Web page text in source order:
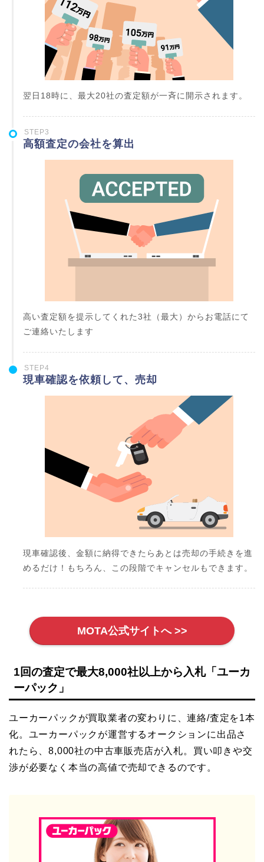
翌日18時に、最大20社の査定額が一斉に開示されます。
STEP3
高額査定の会社を算出
高い査定額を提示してくれた3社（最大）からお電話にて
ご連絡いたします
STEP4
現車確認を依頼して、売却
現車確認後、金額に納得できたらあとは売却の手続きを進
めるだけ！もちろん、この段階でキャンセルもできます。
MOTA公式サイトへ >>
1回の査定で最大8,000社以上から入札「ユーカ
ーパック」
ユーカーパックが買取業者の変わりに、連絡/査定を1本
化。ユーカーパックが運営するオークションに出品さ
れたら、8,000社の中古車販売店が入札。買い叩きや交
渉が必要なく本当の高値で売却できるのです。